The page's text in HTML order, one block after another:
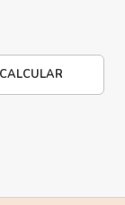
CALCULAR